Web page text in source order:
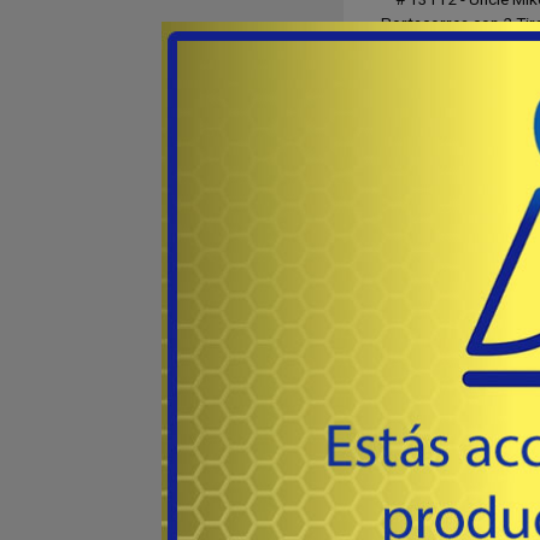
Portacorrea con 2
Espaciadores Blancos,